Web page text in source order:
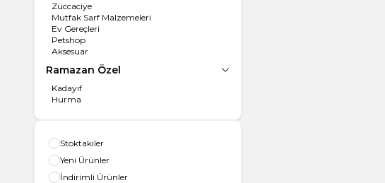
Züccaciye
Mutfak Sarf Malzemeleri
Ev Gereçleri
Petshop
Aksesuar
Ramazan Özel
Kadayıf
Hurma
Stoktakiler
Yeni Ürünler
İndirimli Ürünler